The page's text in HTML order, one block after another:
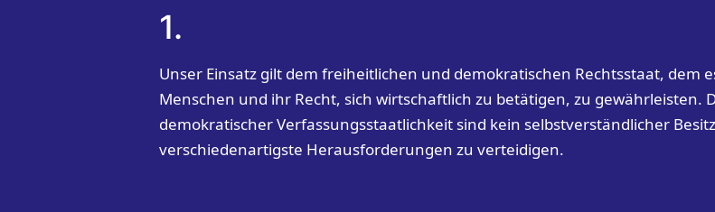
1.
Unser Einsatz gilt dem freiheitlichen und demokratischen Rechtsstaat, dem
Menschen und ihr Recht, sich wirtschaftlich zu betätigen, zu gewährleisten.
demokratischer Verfassungsstaatlichkeit sind kein selbstverständlicher
verschiedenartigste Herausforderungen zu verteidigen.